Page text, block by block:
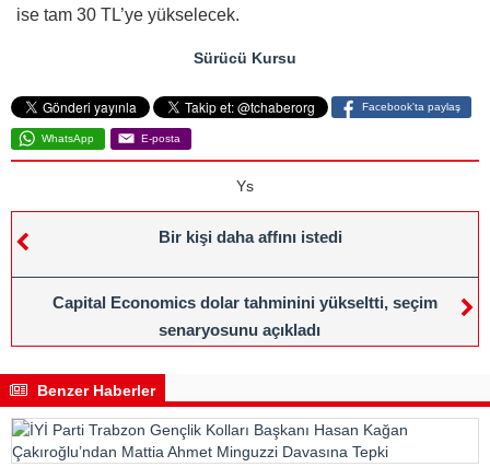
ise tam 30 TL’ye yükselecek.
Sürücü Kursu
Facebook'ta paylaş
WhatsApp E-posta
Ys
Bir kişi daha affını istedi
Capital Economics dolar tahminini yükseltti, seçim
senaryosunu açıkladı
Benzer Haberler